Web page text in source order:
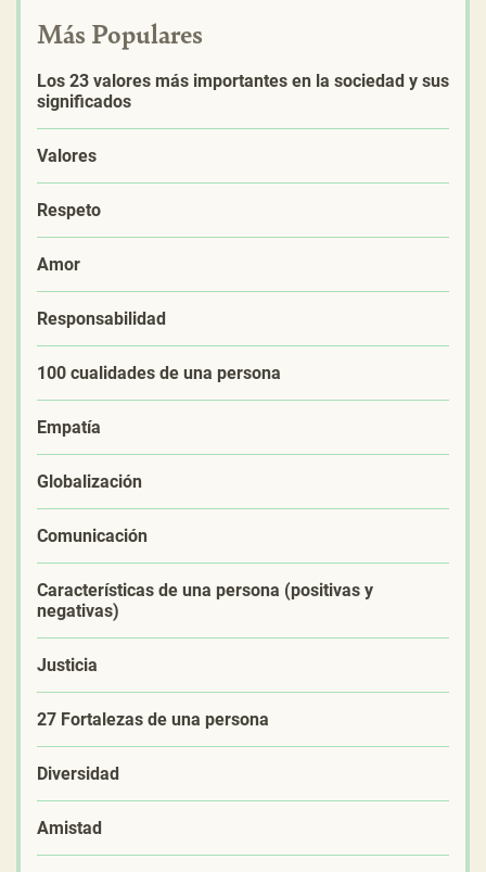
Más Populares
Los 23 valores más importantes en la sociedad y sus
significados
Valores
Respeto
Amor
Responsabilidad
100 cualidades de una persona
Empatía
Globalización
Comunicación
Características de una persona (positivas y
negativas)
Justicia
27 Fortalezas de una persona
Diversidad
Amistad